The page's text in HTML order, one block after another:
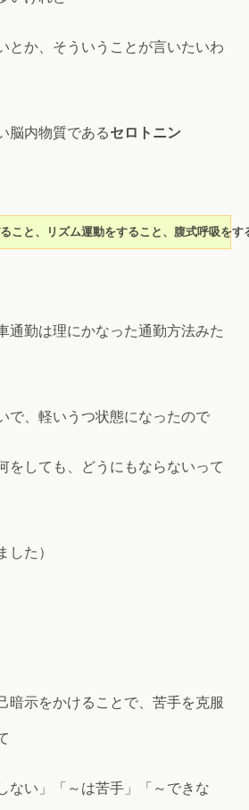
とか、そういうことが言いたいわ
脳内物質であるセロトニン
こと、リズム運動をすること、腹式呼吸をす
通勤は理にかなった通勤方法みた
で、軽いうつ状態になったので
をしても、どうにもならないって
した）
暗示をかけることで、苦手を克服
ない」「～は苦手」「～できな